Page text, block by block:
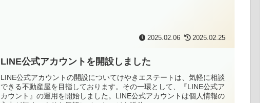
2025.02.06 2025.02.25
LINE公式アカウントを開設しました
LINE公式アカウントの開設についてけやきエステートは、気軽に相談
できる不動産屋を目指しております。その一環として、『LINE公式ア
カウント』の運用を開始しました。LINE公式アカウントは個人情報の